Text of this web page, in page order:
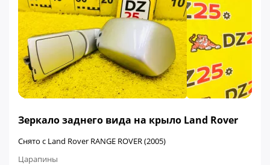
Зеркало заднего вида на крыло Land Rover
Снято с Land Rover RANGE ROVER (2005)
Царапины